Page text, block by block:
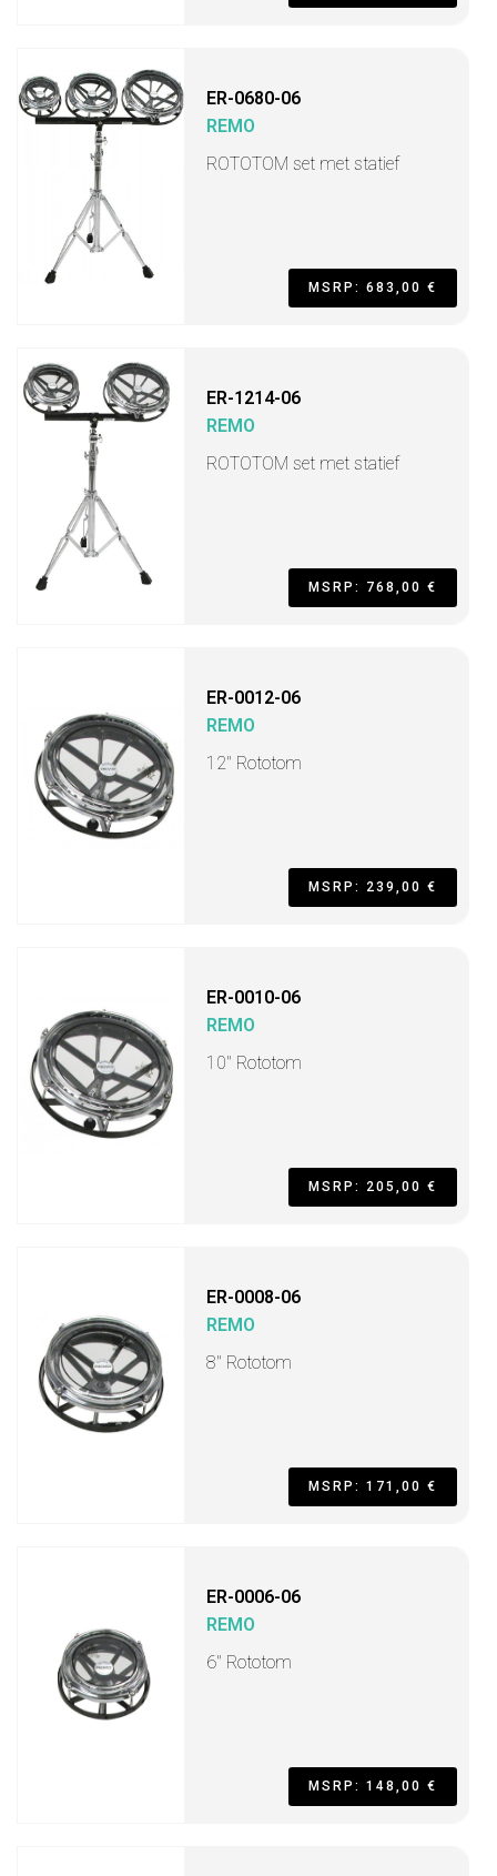
ER-0680-06
REMO
ROTOTOM set met statief
MSRP: 683,00 €
ER-1214-06
REMO
ROTOTOM set met statief
MSRP: 768,00 €
ER-0012-06
REMO
12" Rototom
MSRP: 239,00 €
ER-0010-06
REMO
10" Rototom
MSRP: 205,00 €
ER-0008-06
REMO
8" Rototom
MSRP: 171,00 €
ER-0006-06
REMO
6" Rototom
MSRP: 148,00 €